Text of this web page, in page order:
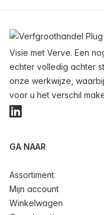
Visie met Verve. Een
echter volledig achter
onze werkwijze,
voor u het verschil
LinkedIn
GA NAAR
Assortiment
Mijn account
Winkelwagen